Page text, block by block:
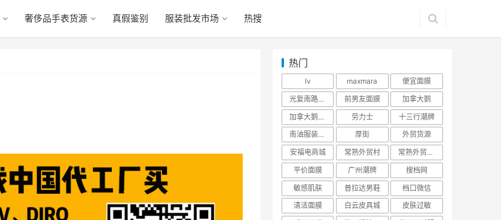
奢侈品手表货源 真假鉴别 服装批发市场 热搜
热门
lv maxmara
便宜面膜
光复南路潮牌
前男友面膜
加拿大鹅
加拿大鹅羽绒服
劳力士
十三行潮牌
南油服装批发市场
厚街
外贸货源
安福电商城
常熟外贸村
常熟外贸村货源
平价面膜
广州潮牌
搜档网
敏感肌肤
普拉达男鞋
档口微信
清洁面膜
白云皮具城
皮肤过敏